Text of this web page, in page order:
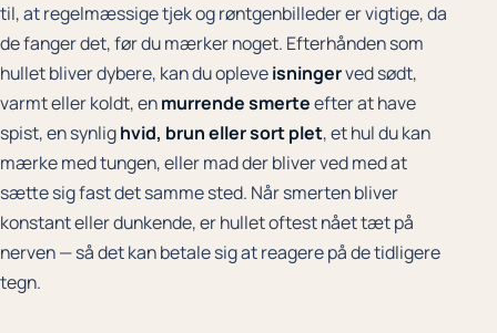
til, at regelmæssige tjek og røntgenbilleder er vigtige, da
de fanger det, før du mærker noget. Efterhånden som
hullet bliver dybere, kan du opleveisningerved sødt,
varmt eller koldt, enmurrende smerteefter at have
spist, en synlighvid, brun eller sort plet, et hul du kan
mærke med tungen, eller mad der bliver ved med at
sætte sig fast det samme sted. Når smerten bliver
konstant eller dunkende, er hullet oftest nået tæt på
nerven — så det kan betale sig at reagere på de tidligere
tegn.